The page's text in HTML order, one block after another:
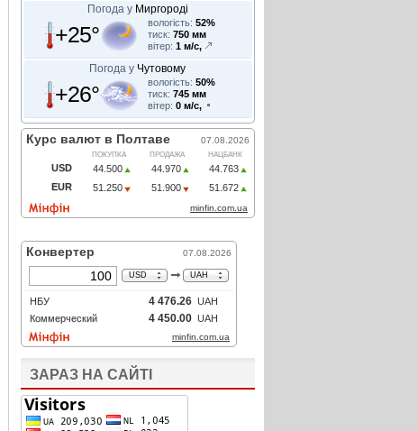
Погода у Миргороді
+25° вологість: 52%
тиск: 750 мм
вітер: 1 м/с,
Погода у Чутовому
+26° вологість: 50%
тиск: 745 мм
вітер: 0 м/с,
ЗАРАЗ НА САЙТІ